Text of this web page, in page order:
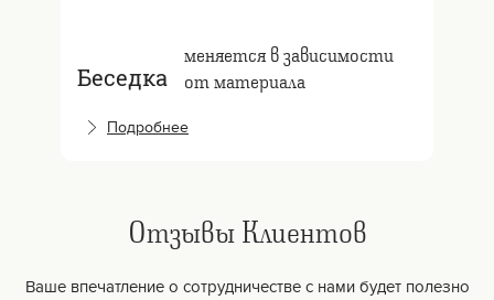
Беседка
меняется в зависимости
от материала
Подробнее
Отзывы Клиентов
Ваше впечатление о сотрудничестве с нами будет полезно